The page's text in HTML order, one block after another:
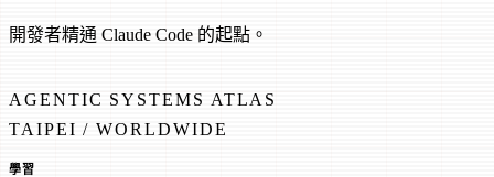
開發者精通 Claude Code 的起點。
AGENTIC SYSTEMS ATLAS
TAIPEI / WORLDWIDE
學習